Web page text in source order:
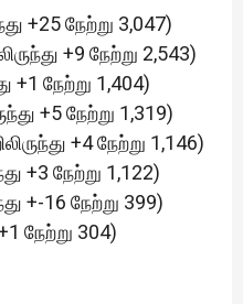
+25 நேற்று 3,047)
+9 நேற்று 2,543)
+1 நேற்று 1,404)
+5 நேற்று 1,319)
+4 நேற்று 1,146)
+3 நேற்று 1,122)
+-16 நேற்று 399)
நேற்று 304)